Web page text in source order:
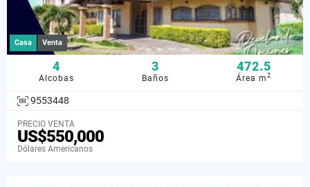
Casa Venta
4
Alcobas
3
Baños
472.5
Área m2
9553448
PRECIO VENTA
US$550,000
Dólares Americanos